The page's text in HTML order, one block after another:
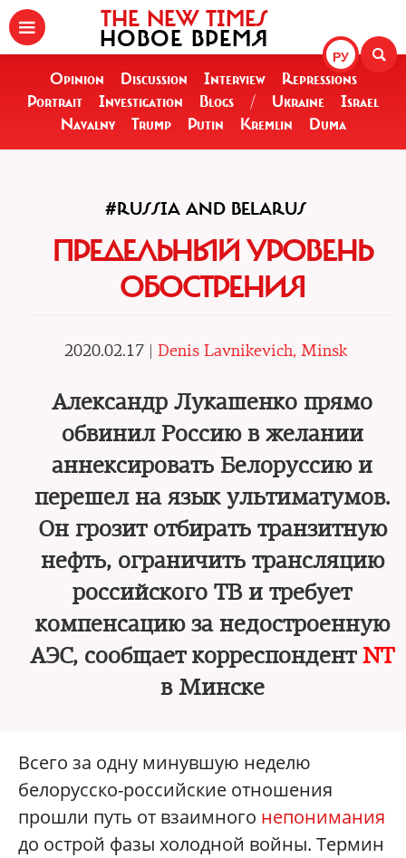
РУ
THE NEW TIMES
НОВОЕ ВРЕМЯ
Opinion Discussion Interview
Repressions
Portrait
Investigation Blogs / Ukraine
Israel
Navalny
Trump Putin Kremlin Duma
#RUSSIA AND BELARUS
ПРЕДЕЛЬНЫЙ УРОВЕНЬ
ОБОСТРЕНИЯ
2020.02.17 | Denis Lavnikevich, Minsk
Александр Лукашенко прямо
обвинил Россию в желании
аннексировать Белоруссию и
перешел на язык ультиматумов.
Он грозит отбирать транзитную
нефть, ограничить трансляцию
российского ТВ и требует
компенсацию за недостроенную
АЭС, сообщает корреспондент NT
в Минске
Всего за одну минувшую неделю
белорусско-российские отношения
прошли путь от взаимного непонимания
до острой фазы холодной войны. Термин